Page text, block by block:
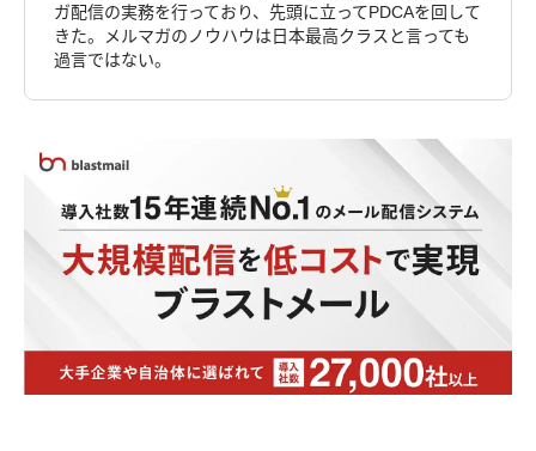
ガ配信の実務を行っており、先頭に立ってPDCAを回して
きた。メルマガのノウハウは日本最高クラスと言っても
過言ではない。